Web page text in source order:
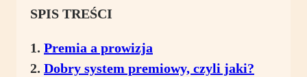
SPIS TREŚCI
Premia a prowizja
Dobry system premiowy, czyli jaki?